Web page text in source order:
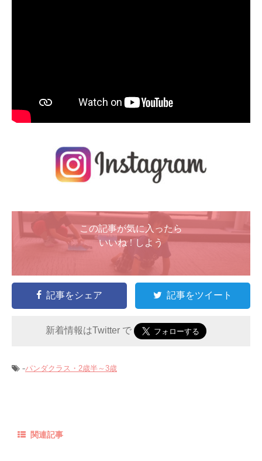
この記事が気に入ったら
いいね ! しよう
記事をシェア 記事をツイート
新着情報はTwitter で
-パンダクラス・2歳半～3歳
関連記事